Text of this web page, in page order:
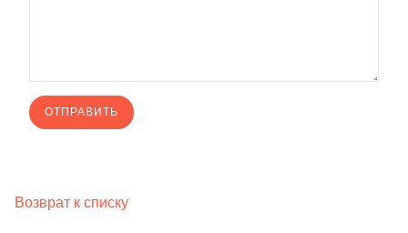
Возврат к списку